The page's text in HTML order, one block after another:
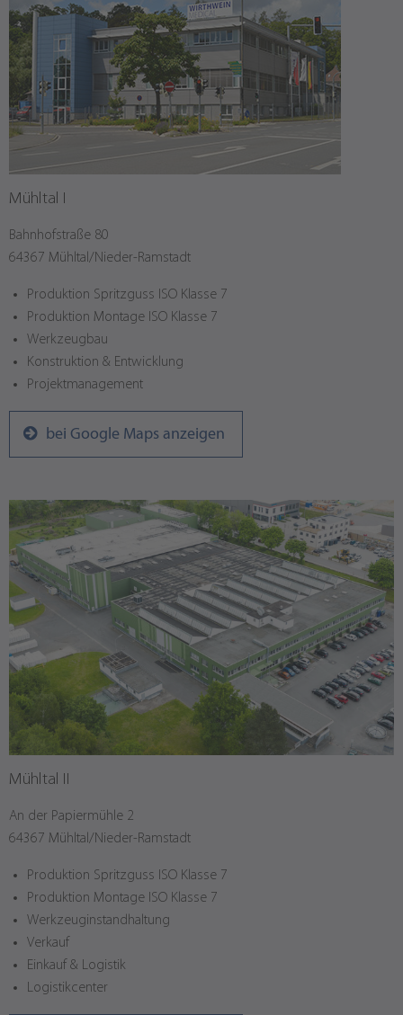
Mühltal I
Bahnhofstraße 80
64367 Mühltal/Nieder-Ramstadt
Produktion Spritzguss ISO Klasse 7
Produktion Montage ISO Klasse 7
Werkzeugbau
Konstruktion & Entwicklung
Projektmanagement
bei Google Maps anzeigen
Mühltal II
An der Papiermühle 2
64367 Mühltal/Nieder-Ramstadt
Produktion Spritzguss ISO Klasse 7
Produktion Montage ISO Klasse 7
Werkzeuginstandhaltung
Verkauf
Einkauf & Logistik
Logistikcenter